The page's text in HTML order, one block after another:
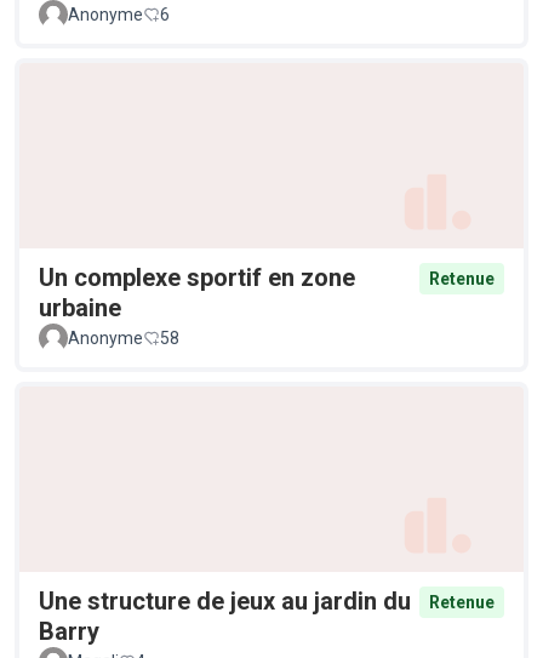
Anonyme 6
Un complexe sportif en zone
urbaine
Retenue
Anonyme 58
Une structure de jeux au jardin du
Barry
Retenue